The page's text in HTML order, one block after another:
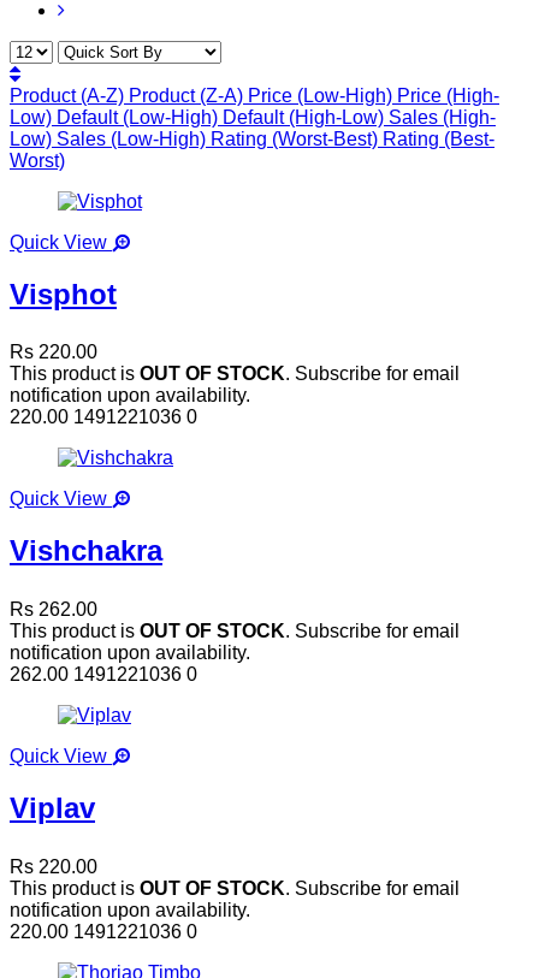
Product (A-Z) Product (Z-A) Price (Low-High) Price (High-
Low) Default (Low-High) Default (High-Low) Sales (High-
Low) Sales (Low-High) Rating (Worst-Best) Rating (Best-
Worst)
Quick View
Visphot
Rs 220.00
This product is OUT OF STOCK. Subscribe for email
notification upon availability.
220.00 1491221036 0
Quick View
Vishchakra
Rs 262.00
This product is OUT OF STOCK. Subscribe for email
notification upon availability.
262.00 1491221036 0
Quick View
Viplav
Rs 220.00
This product is OUT OF STOCK. Subscribe for email
notification upon availability.
220.00 1491221036 0